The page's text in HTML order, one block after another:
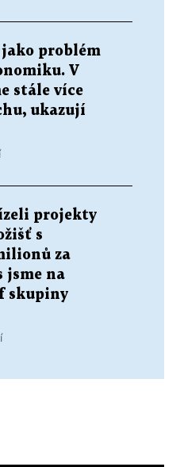
jako problém
V
stále více
ukazují
projekty
s
za
jsme na
skupiny